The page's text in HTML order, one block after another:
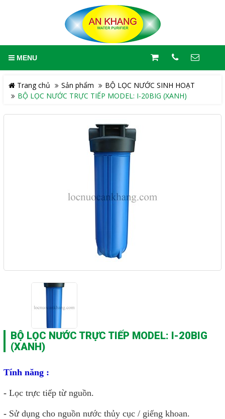
MENU
Trang chủ Sản phẩm
BỘ LỌC NƯỚC SINH HOẠT
BỘ LỌC NƯỚC TRỰC TIẾP MODEL: I-20BIG (XANH)
BỘ LỌC NƯỚC TRỰC TIẾP MODEL: I-20BIG
(XANH)
Tính năng :
- Lọc trực tiếp từ nguồn.
- Sử dụng cho nguồn nước thủy cục / giếng khoan.